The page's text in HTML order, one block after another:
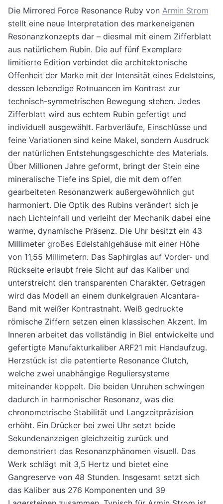
Die Mirrored Force Resonance Ruby von Armin Strom
stellt eine neue Interpretation des markeneigenen
Resonanzkonzepts dar – diesmal mit einem Zifferblatt
aus natürlichem Rubin. Die auf fünf Exemplare
limitierte Edition verbindet die architektonische
Offenheit der Marke mit der Intensität eines Edelsteins,
dessen lebendige Rotnuancen im Kontrast zur
technisch-symmetrischen Bewegung stehen. Jedes
Zifferblatt wird aus echtem Rubin gefertigt und
individuell ausgewählt. Farbverläufe, Einschlüsse und
feine Variationen sind keine Makel, sondern Ausdruck
der natürlichen Entstehungsgeschichte des Materials.
Über Millionen Jahre geformt, bringt der Stein eine
mineralische Tiefe ins Spiel, die mit dem offen
gearbeiteten Resonanzwerk außergewöhnlich gut
harmoniert. Die Optik des Rubins verändert sich je
nach Lichteinfall und verleiht der Mechanik dabei eine
warme, dynamische Präsenz. Die Uhr besitzt ein 43
Millimeter großes Edelstahlgehäuse mit einer Höhe
von 11,55 Millimetern. Das Saphirglas auf Vorder- und
Rückseite erlaubt freie Sicht auf das Kaliber und
unterstreicht den transparenten Charakter. Getragen
wird das Modell an einem dunkelgrauen Alcantara-
Band mit weißer Kontrastnaht. Weiß gedruckte
römische Ziffern setzen einen klassischen Akzent. Im
Inneren arbeitet das vollständig in Biel entwickelte und
gefertigte Manufakturkaliber ARF21 mit Handaufzug.
Herzstück ist die patentierte Resonance Clutch,
welche zwei unabhängige Reguliersysteme
miteinander koppelt. Die beiden Unruhen schwingen
dadurch in harmonischer Resonanz, was die
chronometrische Stabilität und Langzeitpräzision
erhöht. Ein Drücker bei zwei Uhr setzt beide
Sekundenanzeigen gleichzeitig zurück und
demonstriert das Resonanzphänomen visuell. Das
Werk schlägt mit 3,5 Hertz und bietet eine
Gangreserve von 48 Stunden. Insgesamt setzt sich
das Kaliber aus 276 Komponenten und 39